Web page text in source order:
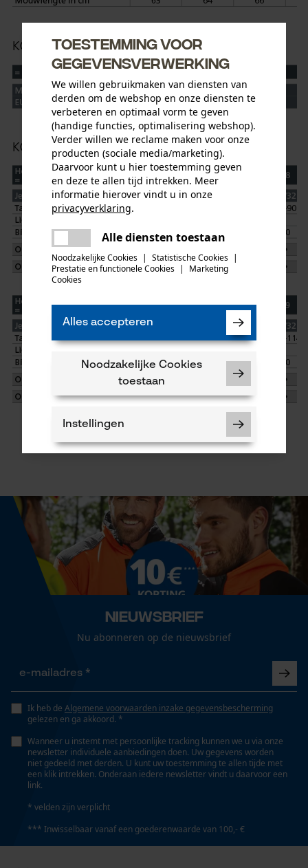
Nieuwsbrief
Nu abonneren op de nieuwsbrief
Ik heb de Algemene voorwaarden inzake gegevensbescherming
gelezen en ga akkoord. *
Wanneer u instemt met persoonlijke tracking kunnen we u via onze
newsletter individuele aanbiedingen doen. Uw gegevens worden
niet gedeeld met derden. U kunt uw toestemming te allen tijde met
een klik intrekken. Onderaan iedere newsletter vindt u daarvoor een
link.
* velden zijn verplicht
*** Inwisselbaar vanaf een goederenwaarde van 100,- €
Toestemming voor
gegevensverwerking
We willen gebruikmaken van diensten van
derden om de webshop en onze diensten te
verbeteren en optimaal vorm te geven
(handige functies, optimalisering webshop).
Verder willen we reclame maken voor onze
producten (sociale media/marketing).
Daarvoor kunt u hier toestemming geven
en deze te allen tijd intrekken. Meer
informatie hierover vindt u in onze
privacyverklaring.
Alle diensten toestaan
Noodzakelijke Cookies | Statistische Cookies |
Prestatie en functionele Cookies |
Marketing
Cookies
Alles accepteren
Noodzakelijke Cookies
toestaan
Instellingen
Noodzakelijke Cookies
Controleer instelling van cookies
Session ID
De keuze voor
gegevensverwerking opslaan
Econda Tag Manager
Statistische Cookies
Econda Analytics
Mouseflow Web Analytics Tool
Prestatie en functionele
Er is een fout opgetreden. Gelieve
het opnieuw te proberen.
delen
mail